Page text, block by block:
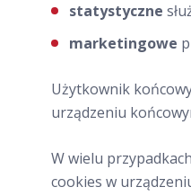
statystyczne
marketingowe
Użytkownik
urządzeniu
W wielu
cookies w